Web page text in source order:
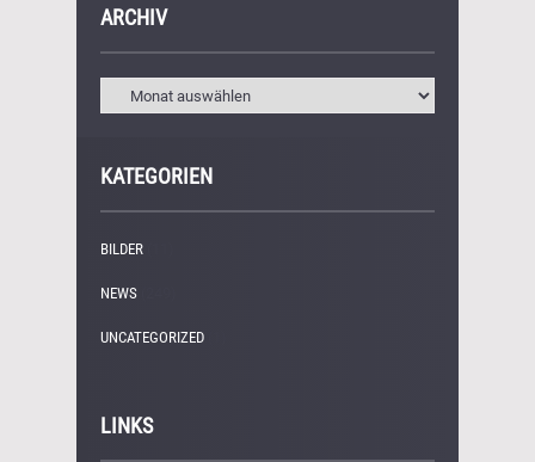
ARCHIV
KATEGORIEN
BILDER
NEWS
UNCATEGORIZED
LINKS